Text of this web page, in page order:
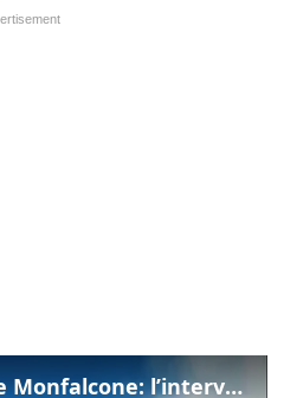
Incendio tra Duino e Monfalcone: l’intervento dei vigili del fuoco